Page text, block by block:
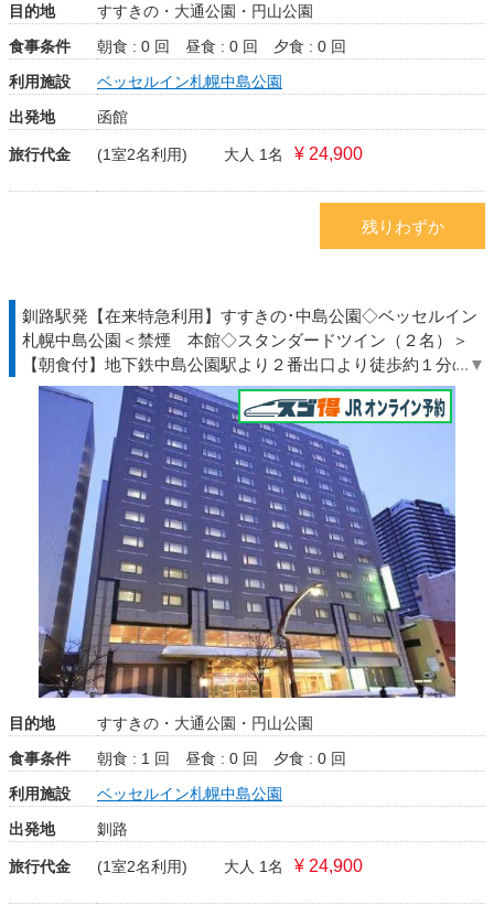
目的地
すすきの・大通公園・円山公園
食事条件
朝食 : 0 回 昼食 : 0 回
夕食 : 0 回
利用施設
ベッセルイン札幌中島公園
出発地
函館
旅行代金 (1室2名利用) 大人 1名 ¥ 24,900
残りわずか
釧路駅発【在来特急利用】すすきの･中島公園◇ベッセルイン
札幌中島公園＜禁煙 本館◇スタンダードツイン（２名）＞
【朝食付】地下鉄中島公園駅より２番出口より徒歩約１分の駅
近ホテル◆北海道◇ＪＲきっぷ駅受取
目的地
すすきの・大通公園・円山公園
食事条件
朝食 : 1 回 昼食 : 0 回
夕食 : 0 回
利用施設
ベッセルイン札幌中島公園
出発地
釧路
旅行代金 (1室2名利用) 大人 1名 ¥ 24,900